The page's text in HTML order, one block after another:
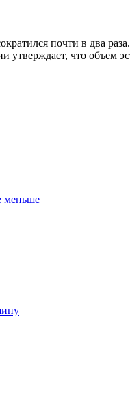
почти в два
утверждает, что
меньше